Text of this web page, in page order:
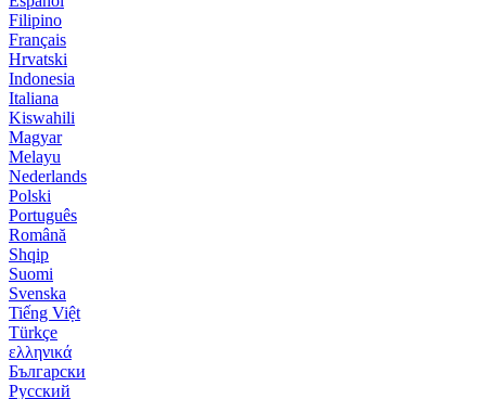
Filipino
Français
Hrvatski
Indonesia
Italiana
Kiswahili
Magyar
Melayu
Nederlands
Polski
Português
Română
Shqip
Suomi
Svenska
Tiếng Việt
Türkçe
ελληνικά
Български
Русский